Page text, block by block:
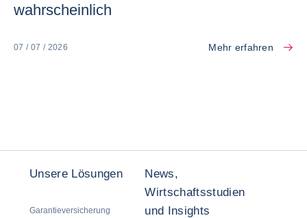
wahrscheinlich
07 / 07 / 2026 Mehr erfahren
Unsere Lösungen
Garantieversicherung
News,
Wirtschaftsstudien
und Insights